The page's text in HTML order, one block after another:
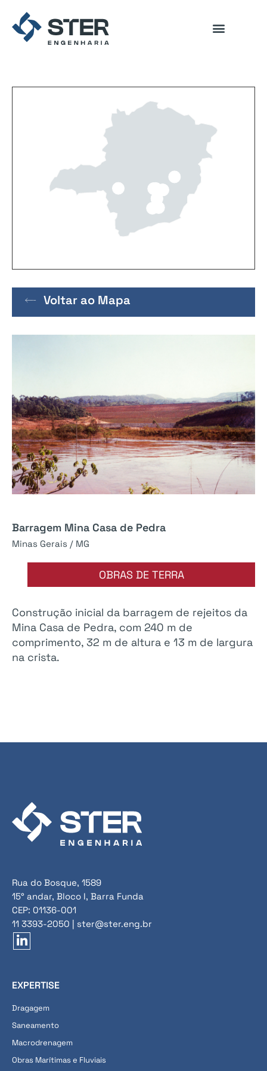
Voltar ao Mapa
Barragem Mina Casa de Pedra
Minas Gerais / MG
OBRAS DE TERRA
Construção inicial da barragem de rejeitos da
Mina Casa de Pedra, com 240 m de
comprimento, 32 m de altura e 13 m de largura
na crista.
Rua do Bosque, 1589
15° andar, Bloco I, Barra Funda
CEP: 01136-001
11 3393-2050 | ster@ster.eng.br
EXPERTISE
Dragagem
Saneamento
Macrodrenagem
Obras Marítimas e Fluviais